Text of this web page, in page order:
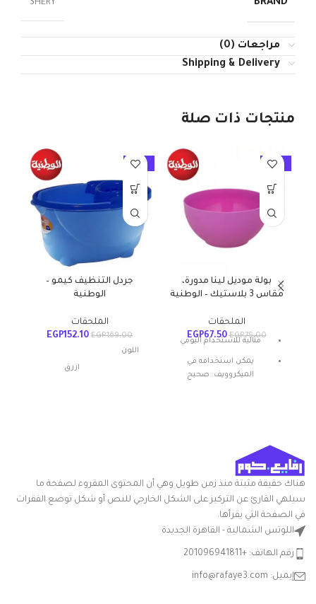
BRAND
SHERY
مراجعات (0)
Shipping & Delivery
منتجات ذات صلة
-10%
بولة موديل لينا مدورة،
مقاس 3 بلاستيك – الوطنية
الملحقات
EGP75.00
EGP67.50
مثالية للاستخدام اليومي
يمكن استخدامه في
الميكروويف: صحيح
ميزة خاصة: المتانة
-10%
جردل التنظيف كيمو –
الوطنية
الملحقات
EGP169.00
EGP152.10
اللون
ازرق
الارتفاع
سم
هناك حقيقة مثبتة منذ زمن طويل وهي أن المحتوى المقروء لصفحة ما
سيلهي القارئ عن التركيز على الشكل الخارجي للنص أو شكل توضع الفقرات
في الصفحة التي يقرأها.
اللوتس الشمالية - القاهرة الجديدة
رقم الهاتف: +201096941811
إيميل: info@rafaye3.com